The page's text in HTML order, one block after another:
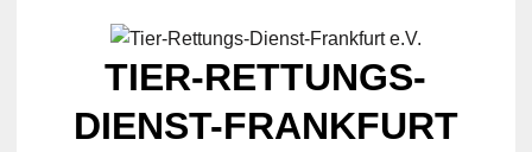
TIER-RETTUNGS-
DIENST-FRANKFURT